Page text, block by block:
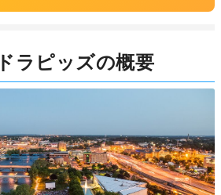
ラピッズの概要